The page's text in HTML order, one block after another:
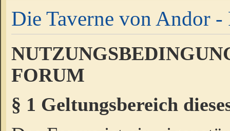
Die Taverne von Andor -
FORUM
§ 1 Geltungsbereich